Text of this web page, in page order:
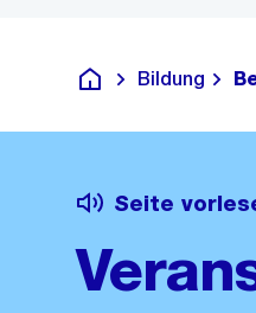
Deutsch
Bildung
Seite